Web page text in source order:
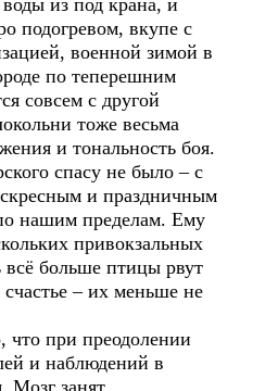
из под крана, и
подогревом, вкупе с
военной зимой в
по теперешним
совсем с другой
тоже весьма
и тональность боя.
спасу не было – с
и праздничным
нашим пределам. Ему
привокзальных
больше птицы рвут
– их меньше не
что при преодолении
и наблюдений в
Мозг занят